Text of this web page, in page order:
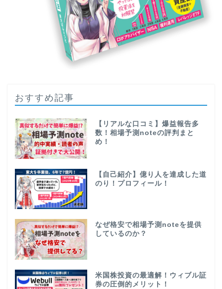
おすすめ記事
【リアルな口コミ】爆益報告多
数！相場予測noteの評判まと
め！
【自己紹介】億り人を達成した道
のり！プロフィール！
なぜ格安で相場予測noteを提供
しているのか？
米国株投資の最適解！ウィブル証
券の圧倒的メリット！